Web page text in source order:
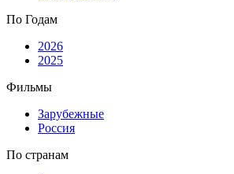
По Годам
2026
2025
Фильмы
Зарубежные
Россия
По странам